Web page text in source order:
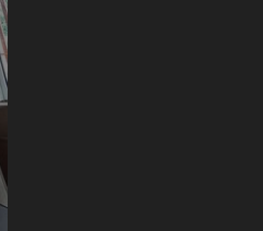
a správa účtu.